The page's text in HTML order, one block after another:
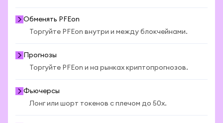
Обменять PFEon
Торгуйте PFEon внутри и между блокчейнами.
Прогнозы
Торгуйте PFEon и на рынках криптопрогнозов.
Фьючерсы
Лонг или шорт токенов с плечом до 50x.